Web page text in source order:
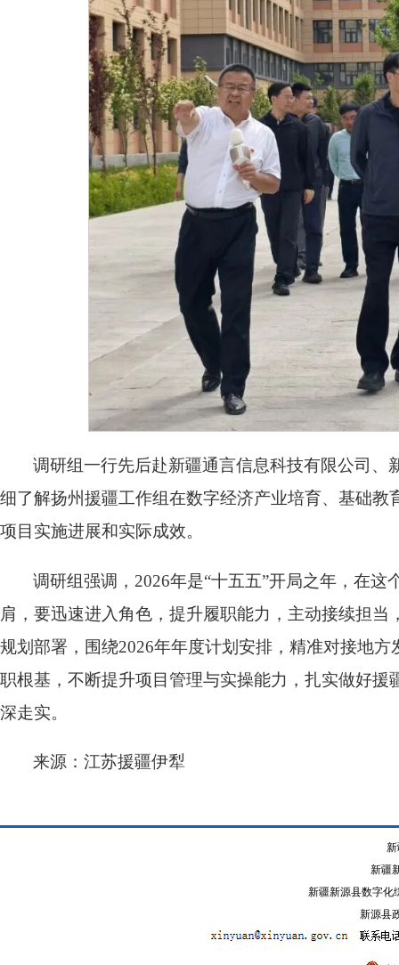
调研组一行先后赴新疆通言信息科技有限公司
细了解扬州援疆工作组在数字经济产业培育、基础
项目实施进展和实际成效。
调研组强调，2026年是“十五五”开局之年，在
肩，要迅速进入角色，提升履职能力，主动接续担
规划部署，围绕2026年年度计划安排，精准对接地
职根基，不断提升项目管理与实操能力，扎实做好
深走实。
来源：江苏援疆伊犁
新疆
新疆新源县数字化
新源县